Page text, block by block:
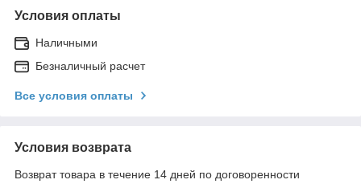
Условия оплаты
Наличными
Безналичный расчет
Все условия оплаты
Условия возврата
Возврат товара в течение 14 дней по договоренности